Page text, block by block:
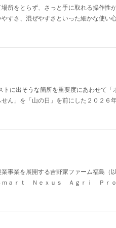
所をとらず、さっと手に取れる操作性
すさ、混ぜやすさといった細かな使い
に出そうな箇所を重要度にあわせて
ん」を「山の日」を前にした２０２６
事業を展開する吉野家ファーム福島
Ｓｍａｒｔ Ｎｅｘｕｓ Ａｇｒｉ Ｐ